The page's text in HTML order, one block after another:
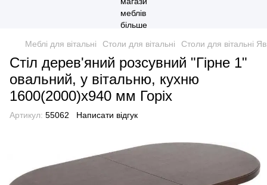
Меблі для вітальні Столи для вітальні Столи для вітальні
Стіл дерев'яний розсувний "Гірне 1"
овальний, у вітальню, кухню
1600(2000)х940 мм Горіх
Артикул: 55062 Написати відгук